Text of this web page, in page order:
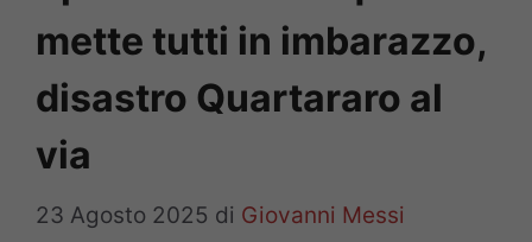
mette tutti in imbarazzo,
disastro Quartararo al
via
23 Agosto 2025 di Giovanni Messi